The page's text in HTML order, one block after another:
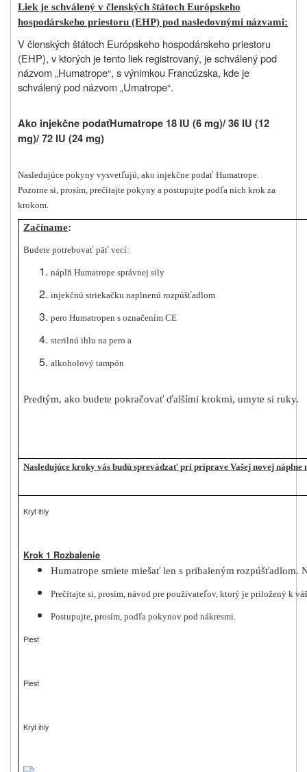
Liek je schválený v členských štátoch Európskeho
hospodárskeho priestoru (EHP) pod nasledovnými názvami:
V členských štátoch Európskeho hospodárskeho priestoru
(EHP), v ktorých je tento liek registrovaný, je schválený pod
názvom „Humatrope“, s výnimkou Francúzska, kde je
schválený pod názvom „Umatrope“.
Ako injekčne podaťHumatrope 18 IU (6 mg)/ 36 IU (12
mg)/ 72 IU (24 mg)
Nasledujúce pokyny vysvetľujú, ako injekčne podať Humatrope.
Pozorne si, prosím, prečítajte pokyny a postupujte podľa nich krok za
krokom.
Začíname:
Budete potrebovať päť vecí:
náplň Humatrope správnej sily
injekčnú striekačku naplnenú rozpúšťadlom
pero Humatropen s označením CE
sterilnú ihlu na pero a
alkoholový tampón
Predtým, ako budete pokračovať ďalšími krokmi, umyte si ruky.
Nasledujúce kroky vás budú sprevádzať pri príprave Vašej novej náplne
Kryt ihly
Krok 1 Rozbalenie
Humatrope smiete miešať len s pribaleným rozpúšťadlom.
Prečítajte si, prosím, návod pre používateľov, ktorý je priložený k
Postupujte, prosím, podľa pokynov pod nákresmi.
Piest
Piest
Kryt ihly